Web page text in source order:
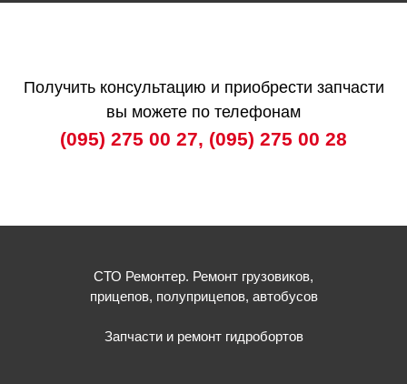
Получить консультацию и приобрести запчасти
вы можете по телефонам
(095) 275 00 27, (095) 275 00 28
СТО Ремонтер. Ремонт грузовиков,
прицепов, полуприцепов, автобусов
Запчасти и ремонт гидробортов